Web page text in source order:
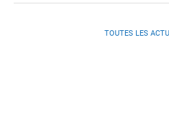
TOUTES LES